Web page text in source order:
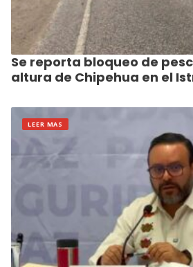
Se reporta bloqueo de
altura de Chipehua en el
LEER MAS